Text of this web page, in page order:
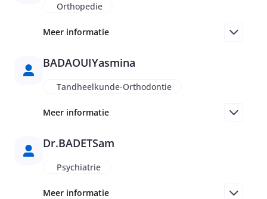
Orthopedie
Meer informatie
BADAOUIYasmina
Tandheelkunde-Orthodontie
Meer informatie
Dr.BADETSam
Psychiatrie
Meer informatie